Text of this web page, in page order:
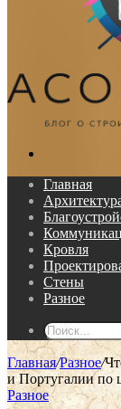
Главная
Кровля
Стены
Разное
Главная/Разное/
и Португалии по
Разное